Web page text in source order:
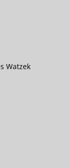
Watzek